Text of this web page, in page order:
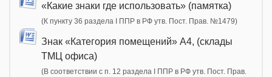
«Какие знаки где использовать» (памятка)
(К пункту 36 раздела I ППР в РФ утв. Пост. Прав. №1479)
Знак «Категория помещений» А4, (склады
ТМЦ офиса)
(В соответствии с п. 12 раздела I ППР в РФ утв. Пост. Прав.